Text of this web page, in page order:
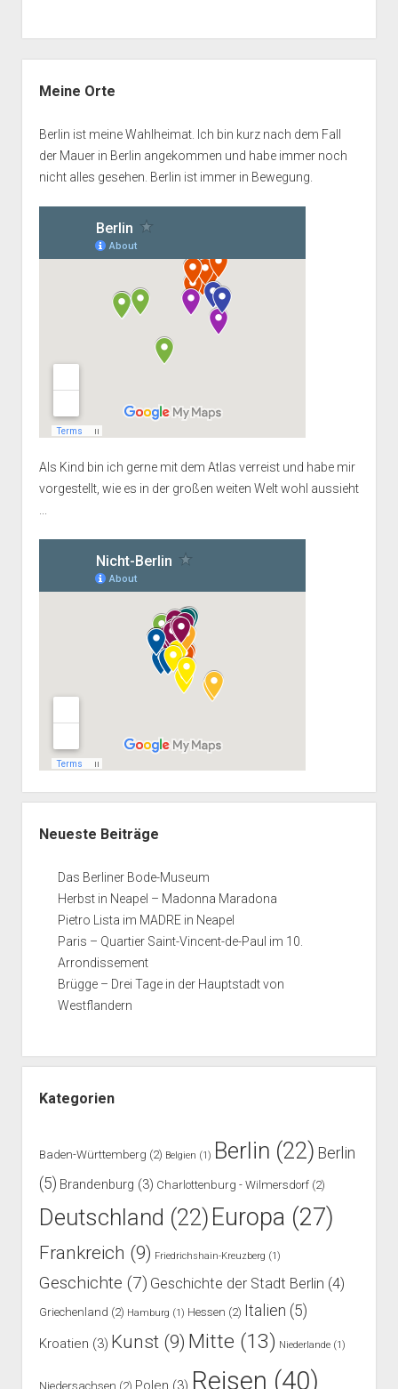
Meine Orte
Berlin ist meine Wahlheimat. Ich bin kurz nach dem Fall
der Mauer in Berlin angekommen und habe immer noch
nicht alles gesehen. Berlin ist immer in Bewegung.
Als Kind bin ich gerne mit dem Atlas verreist und habe mir
vorgestellt, wie es in der großen weiten Welt wohl aussieht
...
Neueste Beiträge
Das Berliner Bode-Museum
Herbst in Neapel – Madonna Maradona
Pietro Lista im MADRE in Neapel
Paris – Quartier Saint-Vincent-de-Paul im 10.
Arrondissement
Brügge – Drei Tage in der Hauptstadt von
Westflandern
Kategorien
Baden-Württemberg (2) Belgien (1) Berlin (22) Berlin
(5) Brandenburg (3) Charlottenburg - Wilmersdorf(2)
Deutschland (22) Europa (27)
Frankreich (9) Friedrichshain-Kreuzberg (1)
Geschichte (7) Geschichte der Stadt Berlin (4)
Griechenland (2) Hamburg (1) Hessen (2) Italien (5)
Kroatien (3) Kunst(9) Mitte (13) Niederlande(1)
Niedersachsen (2) Polen (3) Reisen (40)